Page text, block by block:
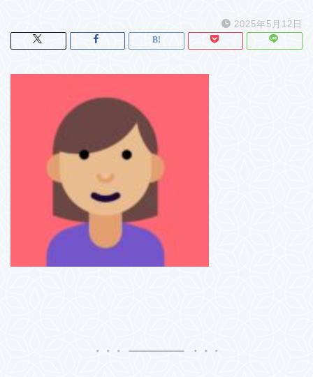
2025年5月12日